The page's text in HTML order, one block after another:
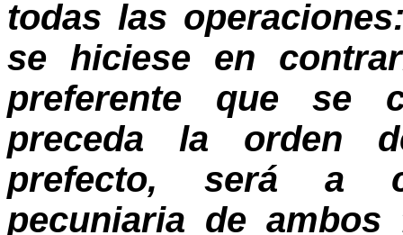
todas las
se hiciese en
preferente que se
preceda la orden
prefecto, será a
pecuniaria de